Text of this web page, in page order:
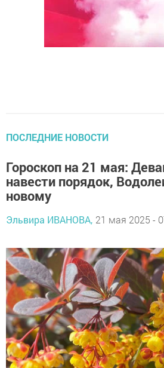
ПОСЛЕДНИЕ НОВОСТИ
Гороскоп на 21 мая:
навести порядок,
новому
Эльвира ИВАНОВА, 21 мая 2025 -